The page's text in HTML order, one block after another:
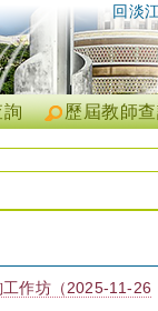
回淡
歷屆教師
詢
工作坊（2025-11-26